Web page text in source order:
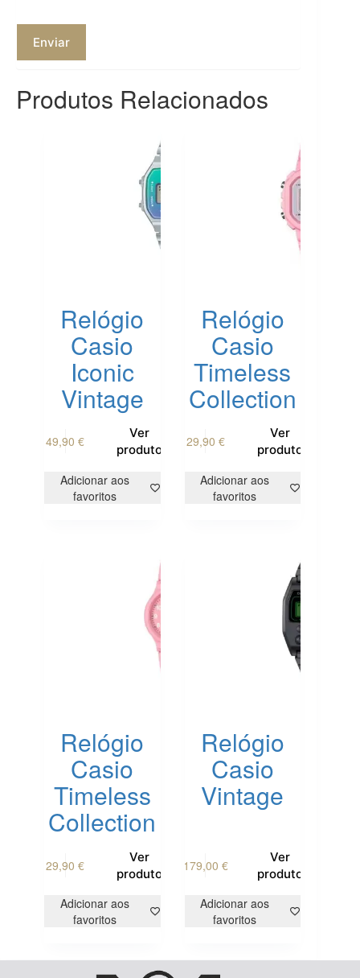
Enviar
Produtos Relacionados
Relógio
Casio
Iconic
Vintage
49,90€
Ver
produto
Adicionar aos
favoritos
Relógio
Casio
Timeless
Collection
29,90 €
Ver
produto
Adicionar aos
favoritos
Relógio
Casio
Timeless
Collection
29,90€
Ver
produto
Adicionar aos
favoritos
Relógio
Casio
Vintage
179,00 €
Ver
produto
Adicionar aos
favoritos